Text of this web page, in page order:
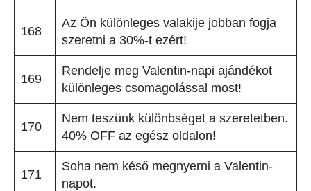
168
Az Ön különleges valakije jobban fogja
szeretni a 30%-t ezért!
169
Rendelje meg Valentin-napi ajándékot
különleges csomagolással most!
170
Nem teszünk különbséget a szeretetben.
40% OFF az egész oldalon!
171
Soha nem késő megnyerni a Valentin-
napot.